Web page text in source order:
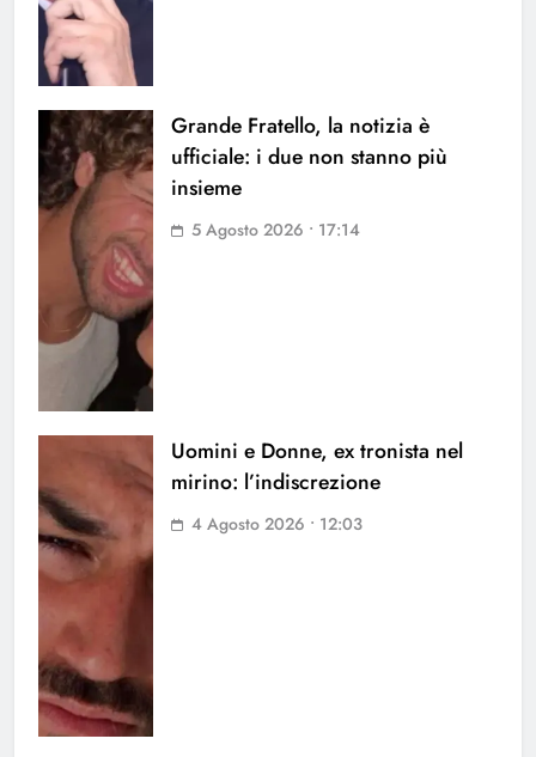
Grande Fratello, la notizia è
ufficiale: i due non stanno più
insieme
5 Agosto 2026 • 17:14
Uomini e Donne, ex tronista nel
mirino: l’indiscrezione
4 Agosto 2026 • 12:03